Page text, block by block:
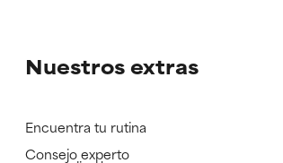
Nuestros extras
Encuentra tu rutina
Consejo experto